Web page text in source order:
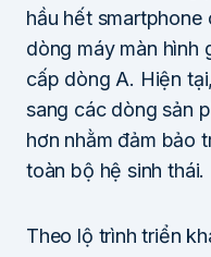
hầu hết
dòng máy màn hình
cấp dòng A. Hiện
sang các dòng sản
hơn nhằm đảm bảo
toàn bộ hệ sinh thái.
Theo lộ trình triển